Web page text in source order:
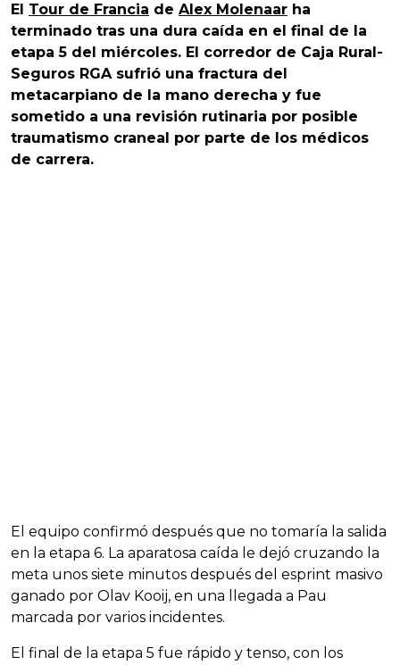
El Tour de Francia de Alex Molenaar ha
terminado tras una dura caída en el final de la
etapa 5 del miércoles. El corredor de Caja Rural-
Seguros RGA sufrió una fractura del
metacarpiano de la mano derecha y fue
sometido a una revisión rutinaria por posible
traumatismo craneal por parte de los médicos
de carrera.
El equipo confirmó después que no tomaría la salida
en la etapa 6. La aparatosa caída le dejó cruzando la
meta unos siete minutos después del esprint masivo
ganado por Olav Kooij, en una llegada a Pau
marcada por varios incidentes.
El final de la etapa 5 fue rápido y tenso, con los